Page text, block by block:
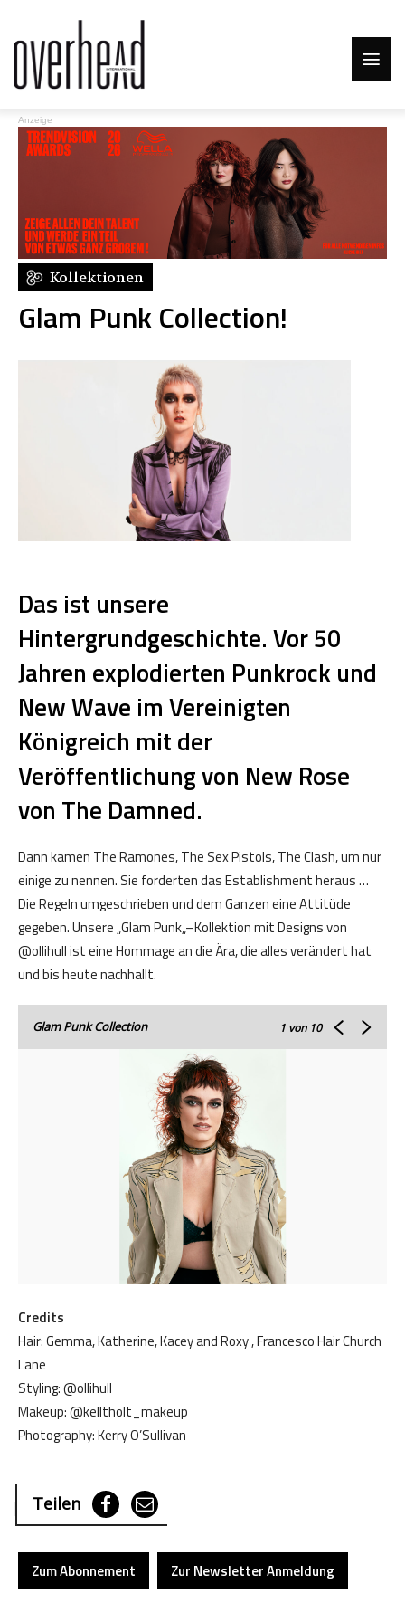
Anzeige
Kollektionen
Glam Punk Collection!
Das ist unsere
Hintergrundgeschichte.Vor50
Jahren explodierten Punkrockund
NewWave imVereinigten
Königreich mitder
Veröffentlichungvon New Rose
von The Damned.
Dannkamen TheRamones,The SexPistols,TheClash,umnur
einige zunennen. Sie fordertendasEstablishmentheraus…
DieRegelnumgeschriebenunddemGanzeneineAttitüde
gegeben.Unsere„GlamPunk„–KollektionmitDesignsvon
@ollihullisteineHommageandie Ära,dieallesveränderthat
undbisheutenachhallt.
Glam Punk Collection 1 von 10
Credits
Hair: Gemma, Katherine, Kacey and Roxy , Francesco Hair Church
Lane
Styling: @ollihull
Makeup: @kelltholt_makeup
Photography: Kerry O’Sullivan
Teilen
Zum Abonnement Zur Newsletter Anmeldung